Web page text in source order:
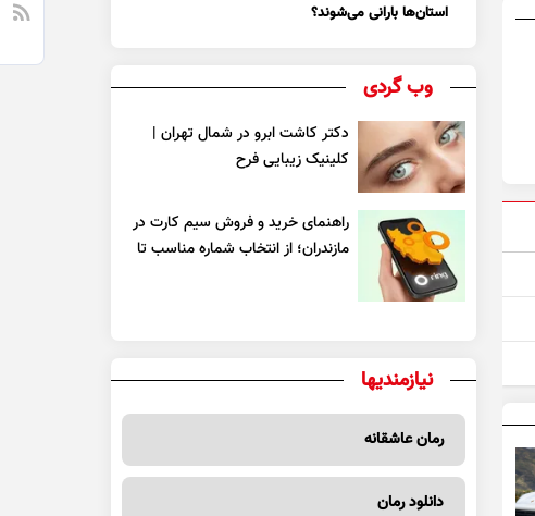
استان‌ها بارانی می‌شوند؟
وب گردی
دکتر کاشت ابرو در شمال تهران |
کلینیک زیبایی فرح
راهنمای خرید و فروش سیم کارت در
مازندران؛ از انتخاب شماره مناسب تا
نیازمندیها
رمان عاشقانه
دانلود رمان